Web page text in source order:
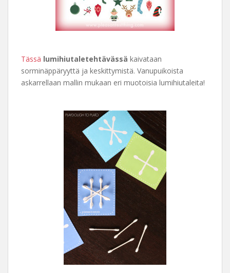
Tässä lumihiutaletehtävässä kaivataan
sorminäppäryyttä ja keskittymistä. Vanupuikoista
askarrellaan mallin mukaan eri muotoisia lumihiutaleita!